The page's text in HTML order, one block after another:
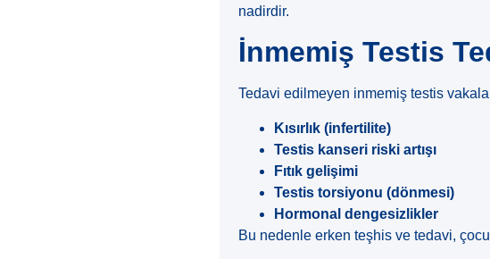
nadirdir.
İnmemiş Testis
Tedavi edilmeyen inmemiş testis
Kısırlık (infertilite)
Testis kanseri riski artışı
Fıtık gelişimi
Testis torsiyonu (dönmesi)
Hormonal dengesizlikler
Bu nedenle erken teşhis ve tedavi,